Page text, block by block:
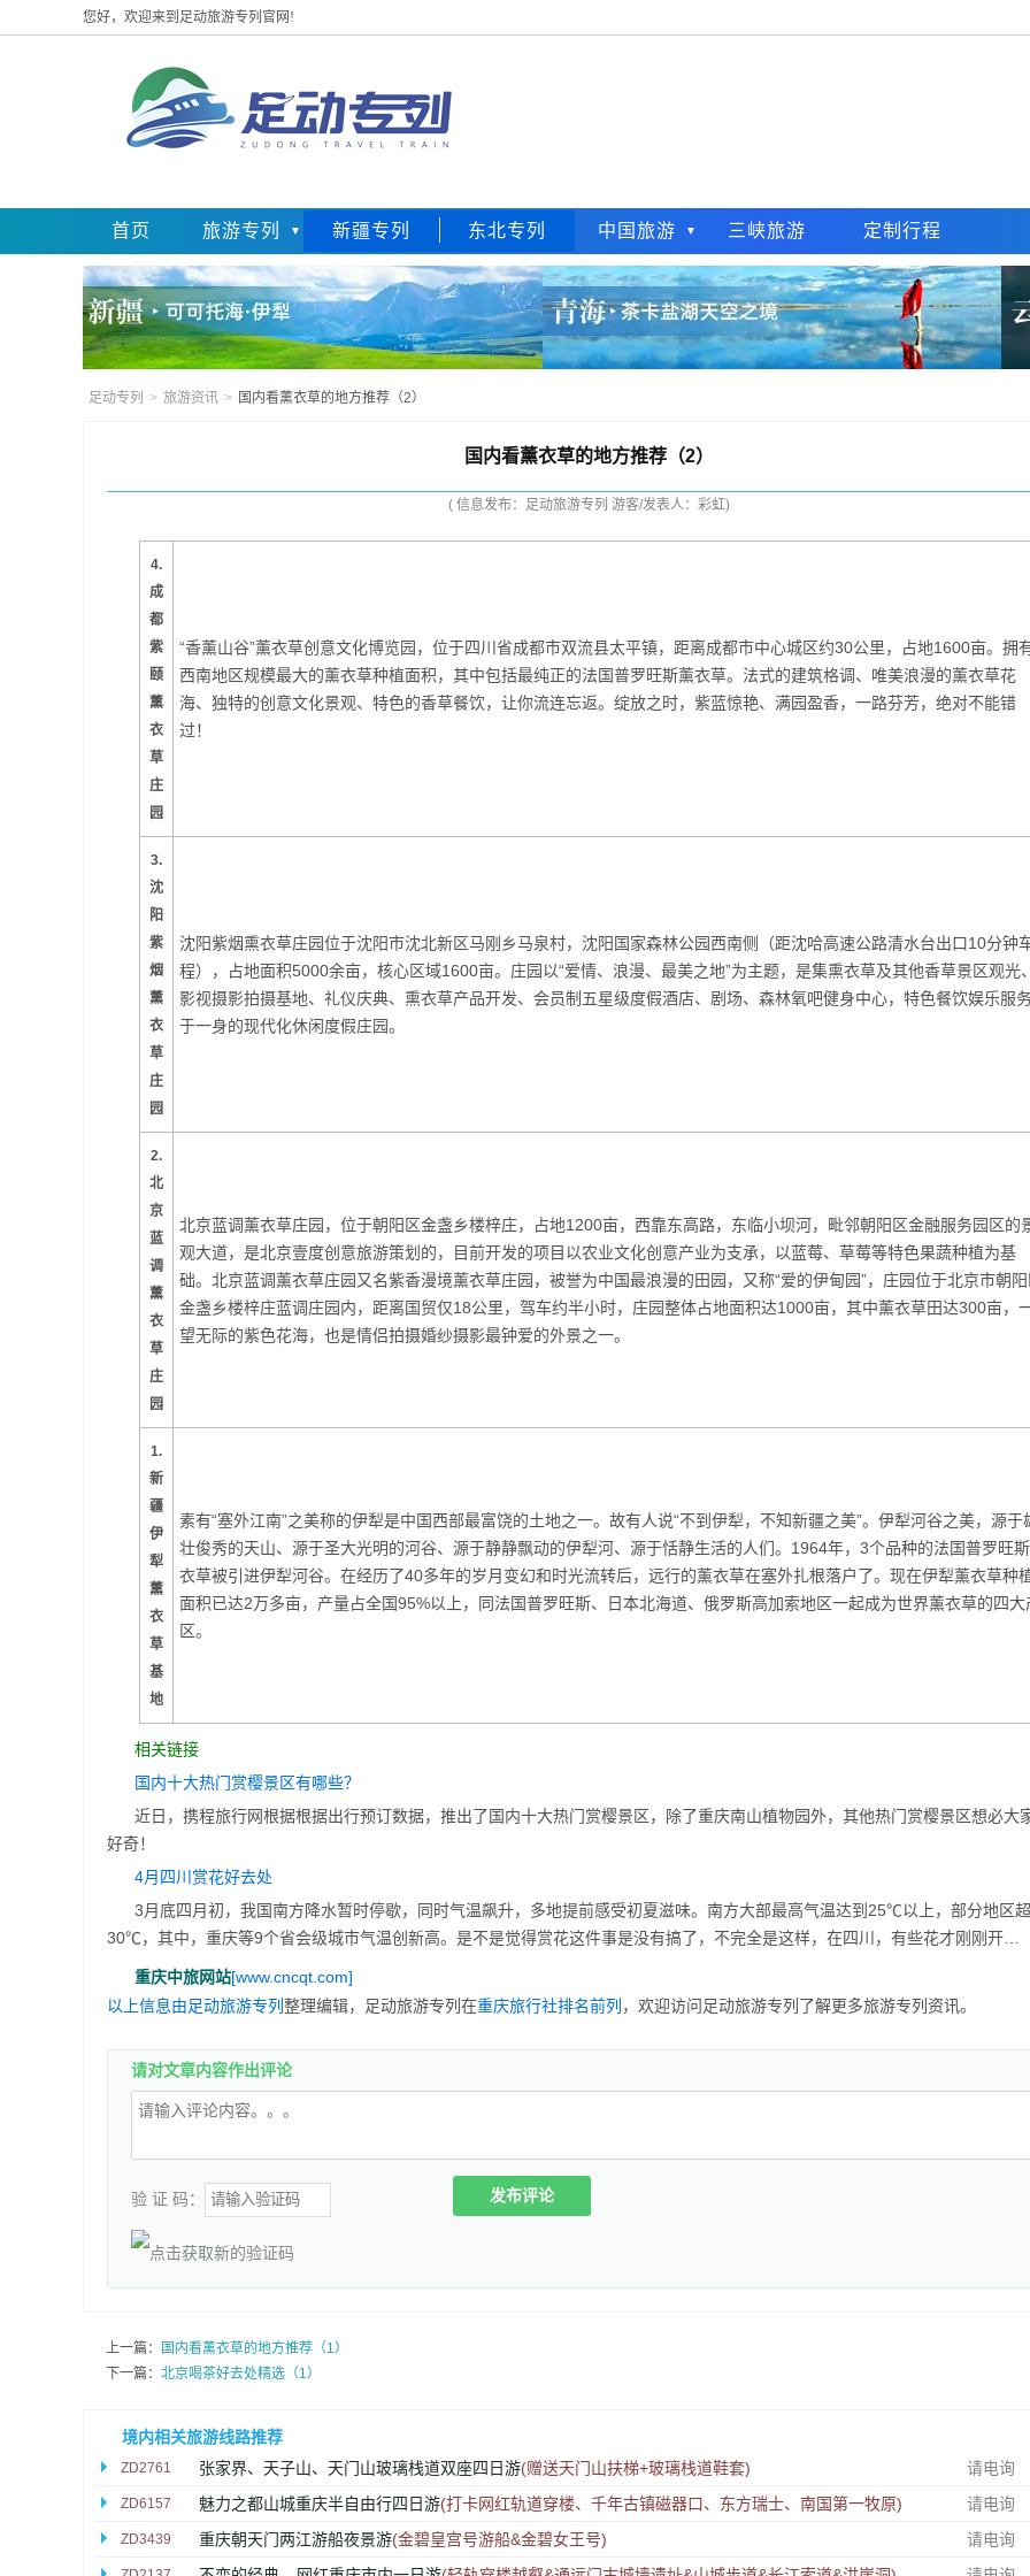
您好，欢迎来到足动旅游专列官网!
首页 旅游专列 新疆专列 东北专列 中国旅游 三峡旅游 定制行程
足动专列 > 旅游资讯 > 国内看薰衣草的地方推荐（2）
国内看薰衣草的地方推荐（2）
( 信息发布：足动旅游专列 游客/发表人：彩虹)
4.
成
都
紫
颐
薰
衣
草
庄
园
“香薰山谷”薰衣草创意文化博览园，位于四川省成都市双流县太平镇，距离成都市中心城区约30公里，占地1600亩。拥
西南地区规模最大的薰衣草种植面积，其中包括最纯正的法国普罗旺斯薰衣草。法式的建筑格调、唯美浪漫的薰衣草花
海、独特的创意文化景观、特色的香草餐饮，让你流连忘返。绽放之时，紫蓝惊艳、满园盈香，一路芬芳，绝对不能错
过！
3.
沈
阳
紫
烟
薰
衣
草
庄
园
沈阳紫烟熏衣草庄园位于沈阳市沈北新区马刚乡马泉村，沈阳国家森林公园西南侧（距沈哈高速公路清水台出口10分钟
程），占地面积5000余亩，核心区域1600亩。庄园以“爱情、浪漫、最美之地”为主题，是集熏衣草及其他香草景区观光、
影视摄影拍摄基地、礼仪庆典、熏衣草产品开发、会员制五星级度假酒店、剧场、森林氧吧健身中心，特色餐饮娱乐服
于一身的现代化休闲度假庄园。
2.
北
京
蓝
调
薰
衣
草
庄
园
北京蓝调薰衣草庄园，位于朝阳区金盏乡楼梓庄，占地1200亩，西靠东高路，东临小坝河，毗邻朝阳区金融服务园区的
观大道，是北京壹度创意旅游策划的，目前开发的项目以农业文化创意产业为支承，以蓝莓、草莓等特色果蔬种植为基
础。北京蓝调薰衣草庄园又名紫香漫境薰衣草庄园，被誉为中国最浪漫的田园，又称“爱的伊甸园”，庄园位于北京市朝阳
金盏乡楼梓庄蓝调庄园内，距离国贸仅18公里，驾车约半小时，庄园整体占地面积达1000亩，其中薰衣草田达300亩，
望无际的紫色花海，也是情侣拍摄婚纱摄影最钟爱的外景之一。
1.
新
疆
伊
犁
薰
衣
草
基
地
素有“塞外江南”之美称的伊犁是中国西部最富饶的土地之一。故有人说“不到伊犁，不知新疆之美”。伊犁河谷之美，源于
壮俊秀的天山、源于圣大光明的河谷、源于静静飘动的伊犁河、源于恬静生活的人们。1964年，3个品种的法国普罗旺
衣草被引进伊犁河谷。在经历了40多年的岁月变幻和时光流转后，远行的薰衣草在塞外扎根落户了。现在伊犁薰衣草种
面积已达2万多亩，产量占全国95%以上，同法国普罗旺斯、日本北海道、俄罗斯高加索地区一起成为世界薰衣草的四大
区。
相关链接
国内十大热门赏樱景区有哪些？
近日，携程旅行网根据根据出行预订数据，推出了国内十大热门赏樱景区，除了重庆南山植物园外，其他热门赏樱景区想必大
好奇！
4月四川赏花好去处
3月底四月初，我国南方降水暂时停歇，同时气温飙升，多地提前感受初夏滋味。南方大部最高气温达到25℃以上，部分地区
30℃，其中，重庆等9个省会级城市气温创新高。是不是觉得赏花这件事是没有搞了，不完全是这样，在四川，有些花才刚刚开…
重庆中旅网站[www.cncqt.com]
以上信息由足动旅游专列 整理编辑，足动旅游专列在重庆旅行社排名前列 ，欢迎访问足动旅游专列了解更多旅游专列资讯。
请对文章内容作出评论
验 证 码： 发布评论
上一篇：
国内看薰衣草的地方推荐（1）
下一篇： 北京喝茶好去处精选（1）
境内相关旅游线路推荐
ZD2761 张家界、天子山、天门山玻璃栈道双座四日游(赠送天门山扶梯+玻璃栈道鞋套) 请电询
ZD6157 魅力之都山城重庆半自由行四日游(打卡网红轨道穿楼、千年古镇磁器口、东方瑞士、南国第一牧原) 请电询
ZD3439 重庆朝天门两江游船夜景游(金碧皇宫号游船&金碧女王号) 请电询